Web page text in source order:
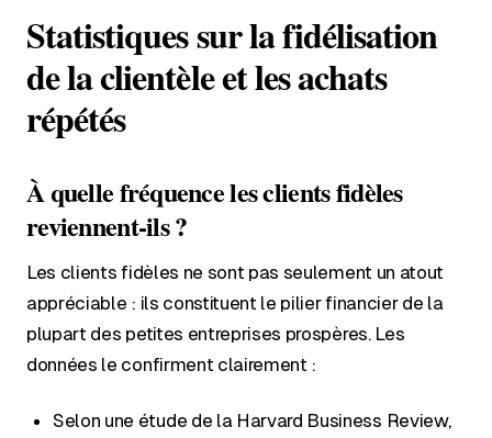
Statistiques sur la fidélisation
de la clientèle et les achats
répétés
À quelle fréquence les clients fidèles
reviennent-ils ?
Les clients fidèles ne sont pas seulement un atout
appréciable : ils constituent le pilier financier de la
plupart des petites entreprises prospères. Les
données le confirment clairement :
Selon une étude de la Harvard Business Review,